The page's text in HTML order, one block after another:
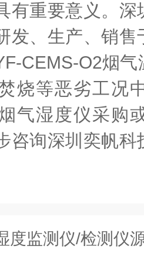
有重要意义。
发、生产、销
CEMS-O2烟
烧等恶劣工况
气湿度仪采购
咨询深圳奕帆
度监测仪/检测仪源头工厂推荐